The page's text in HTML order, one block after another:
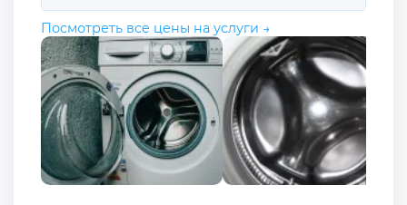
Посмотреть все цены на услуги →